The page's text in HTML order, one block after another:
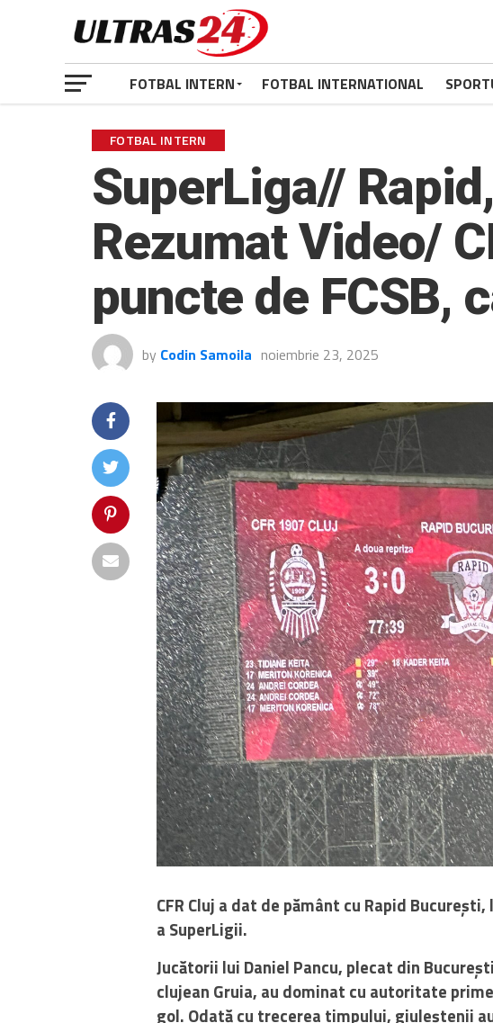
FOTBAL INTERN FOTBAL INTERNATIONAL
FOTBAL INTERN
SuperLiga//
Rezumat Video/
puncte de FCSB,
by Codin Samoila noiembrie 23, 2025
CFR Cluj a dat de pământ cu Rapid
a SuperLigii.
Jucătorii lui Daniel Pancu, plecat din
clujean Gruia, au dominat cu autoritate
gol. Odată cu trecerea timpului, giuleștenii